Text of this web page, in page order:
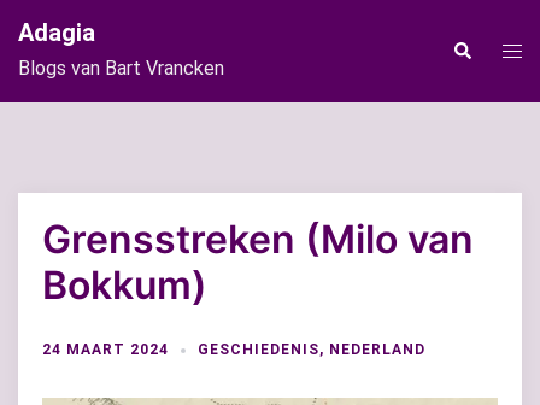
naar
de
inhoud
Adagia
Blogs van Bart Vrancken
Zoeken
Grensstreken (Milo van
Bokkum)
24 MAART 2024 GESCHIEDENIS, NEDERLAND